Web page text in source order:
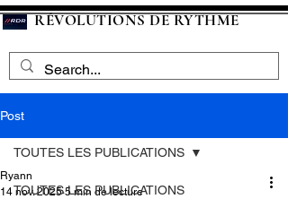
RÉVOLUTIONS DE RYTHME
Post
TOUTES LES PUBLICATIONS
TOUTES LES PUBLICATIONS
Ryann
14 nov. 2025 5 min de lecture